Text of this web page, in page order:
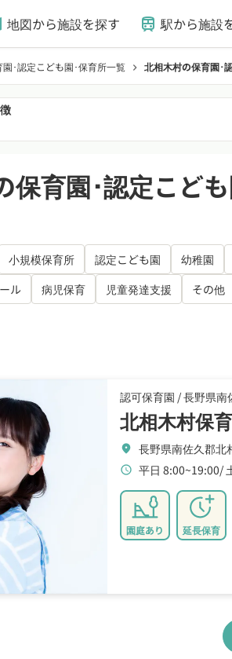
地図から施設を探す train 駅から施設
･認定こども園･保育所一覧 chevron_right 北相木村の保育園･
保育園･認定こど
小規模保育所 認定こども園 幼稚園
ル 病児保育 児童発達支援 その他
認可保育園 /長野県南
北相木村保
location_on 長野県南佐久郡北
schedule 平日 8:00~19:00
園庭あり 延長保育